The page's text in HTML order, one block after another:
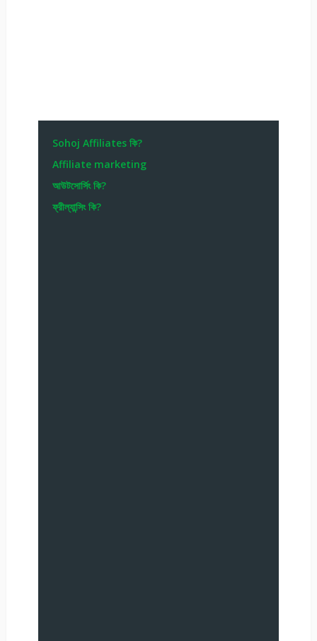
Sohoj Affiliates কি?
Affiliate marketing
আউটসোর্সিং কি?
ফ্রীল্যান্সিং কি?